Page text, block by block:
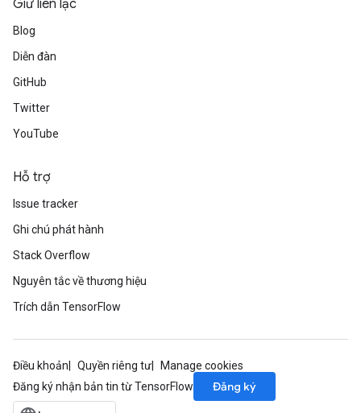
Giữ liên lạc
Blog
Diễn đàn
GitHub
Twitter
YouTube
Hỗ trợ
Issue tracker
Ghi chú phát hành
Stack Overflow
Nguyên tắc về thương hiệu
Trích dẫn TensorFlow
Điều khoản Quyền riêng tư
Manage cookies
Đăng ký nhận bản tin từ TensorFlow
Đăng ký